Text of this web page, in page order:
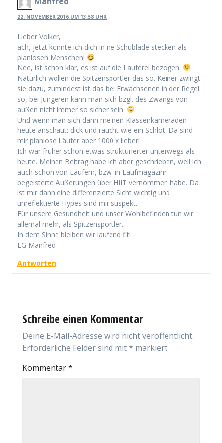
22. NOVEMBER 2016 UM 13:58 UHR
Lieber Volker,
ach, jetzt könnte ich dich in ne Schublade stecken als
planlosen Menschen!
Nee, ist schon klar, es ist auf die Lauferei bezogen.
Natürlich wollen die Spitzensportler das so. Keiner zwingt
sie dazu, zumindest ist das bei Erwachsenen in der Regel
so, bei Jüngeren kann man sich bzgl. des Zwangs von
außen nicht immer so sicher sein.
Und wenn man sich dann meinen Klassenkameraden
heute anschaut: dick und raucht wie ein Schlot. Da sind
mir planlose Läufer aber 1000 x lieber!
Ich war früher schon etwas strukturierter unterwegs als
heute. Meinen Beitrag habe ich aber geschrieben, weil ich
auch schon von Läufern, bzw. in Laufmagazinn
begeisterte Äußerungen über HIIT vernommen habe. Da
ist mir dann eine differenzierte Sicht wichtig und
unreflektierte Hypes sind mir suspekt.
Für unsere Gesundheit und unser Wohlbefinden tun wir
allemal mehr, als Spitzensportler.
In dem Sinne bleiben wir laufend fit!
LG Manfred
Antworten
Schreibe einen Kommentar
Deine E-Mail-Adresse wird nicht veröffentlicht.
Erforderliche Felder sind mit* markiert
Kommentar*